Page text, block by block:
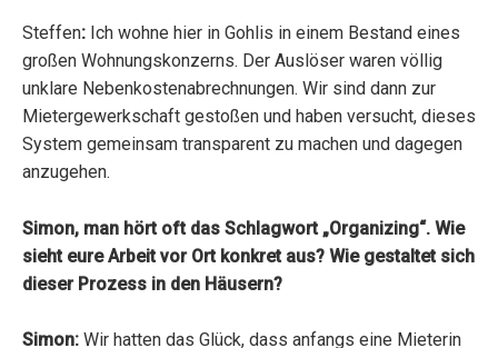
Steffen: Ich wohne hier in Gohlis in einem Bestand eines
großen Wohnungskonzerns. Der Auslöser waren völlig
unklare Nebenkostenabrechnungen. Wir sind dann zur
Mietergewerkschaft gestoßen und haben versucht, dieses
System gemeinsam transparent zu machen und dagegen
anzugehen.
Simon, man hört oft das Schlagwort „Organizing“. Wie
sieht eure Arbeit vor Ort konkret aus? Wie gestaltet sich
dieser Prozess in den Häusern?
Simon: Wir hatten das Glück, dass anfangs eine Mieterin